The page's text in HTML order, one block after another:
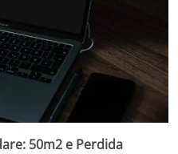
50m2 e Perdida